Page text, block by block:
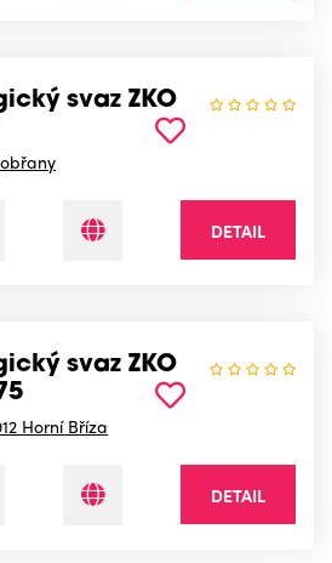
svaz ZKO
DETAIL
svaz ZKO
Horní Bříza
DETAIL